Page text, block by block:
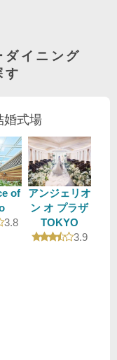
イニング
す
婚式場
of
口コミ評価
3.8
アンジェリオ
ン オ プラザ
TOKYO
口コミ評
3.9